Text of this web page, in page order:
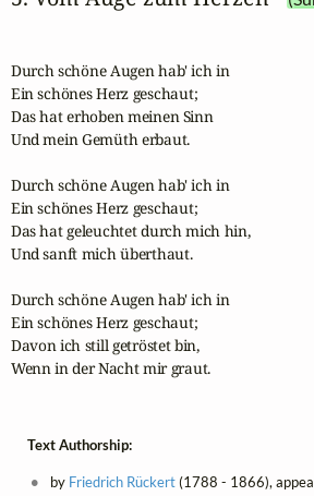
Durch schöne Augen hab' ich in
Ein schönes Herz geschaut;
Das hat erhoben meinen Sinn
Und mein Gemüth erbaut.
Durch schöne Augen hab' ich in
Ein schönes Herz geschaut;
Das hat geleuchtet durch mich hin,
Und sanft mich überthaut.
Durch schöne Augen hab' ich in
Ein schönes Herz geschaut;
Davon ich still getröstet bin,
Wenn in der Nacht mir graut.
Text Authorship:
by Friedrich Rückert(1788 - 1866),